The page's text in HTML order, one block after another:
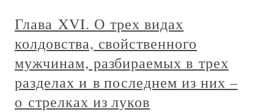
Глава XVI. О трех видах
колдовства, свойственного
мужчинам, разбираемых в трех
разделах и в последнем из них –
о стрелках из луков